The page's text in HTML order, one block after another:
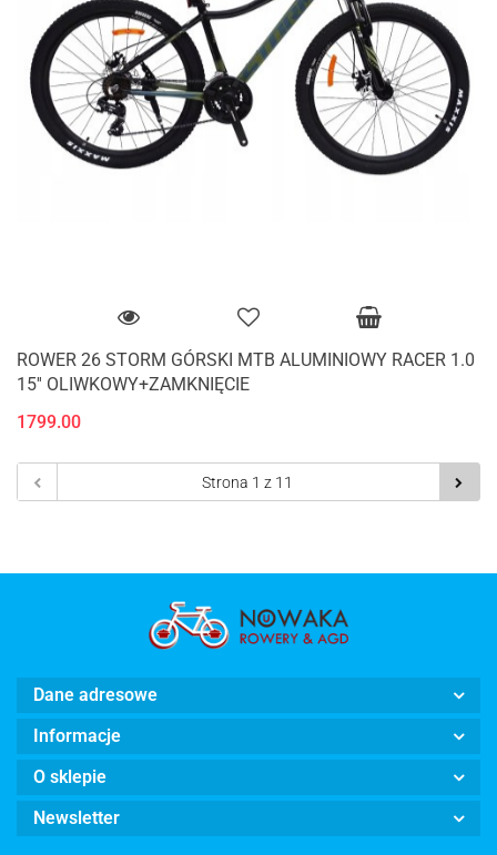
ROWER 26 STORM GÓRSKI MTB ALUMINIOWY RACER 1.0
15'' OLIWKOWY+ZAMKNIĘCIE
1799.00
Dane adresowe
Informacje
O sklepie
Newsletter